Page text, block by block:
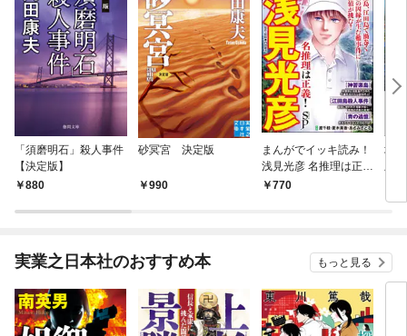
「須磨明石」殺人事件
【決定版】
880
砂冥宮 決定版
990
まんがでイッキ読み！
浅見光彦 名推理は正
義！ SP
770
城
版】
実業之日本社のおすすめ本 もっと見る